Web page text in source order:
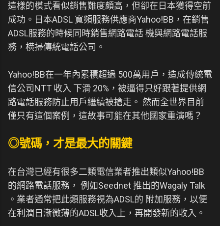
這樣的模式看似銷售難度頗高，但卻在日本獲得空前
成功。日本ADSL 寬頻服務供應商Yahoo!BB，在銷售
ADSL服務的時候同時銷售網路電話 機與網路電話服
務，橫掃傳統電話公司。
Yahoo!BB在一年內累積超過 500萬用戶，造成傳統電
信公司NTT 收入 下滑 20%，被逼得只好跟著提供網
路電話服務防止用戶繼續被搶走。 然而全世界目前
僅只有這個案例，這故事可能在其他國家重演嗎？
◎號碼，才是最大的關鍵
在台灣已經有很多二類電信業者推出類似Yahoo!BB
的網路電話服務， 例如Seednet 推出的Wagaly Talk
。業者通常把此類服務視為ADSL的 附加服務，以便
在利潤日漸微薄的ADSL收入上，再開發新的收入。